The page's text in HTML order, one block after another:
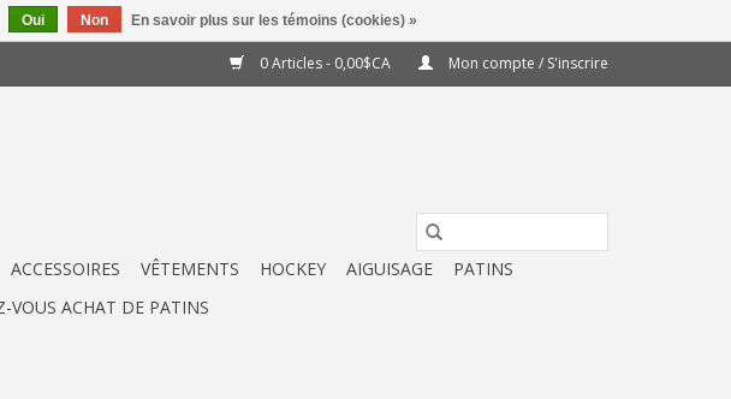
0 Articles - 0,00$CA Mon compte / S'inscrire
ACCESSOIRES VÊTEMENTS HOCKEY AIGUISAGE
PATINS
VOUS ACHAT DE PATINS
Oui Non En savoir plus sur les témoins (cookies) »